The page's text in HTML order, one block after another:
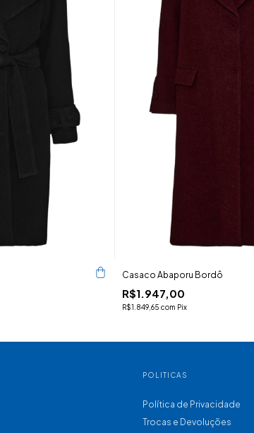
Casaco Abaporu Bordô
R$1.947,00
R$1.849,65 com Pix
POLITICAS
Política de Privacidade
Trocas e Devoluções